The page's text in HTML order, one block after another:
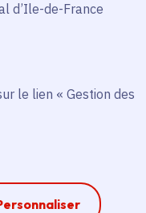
d’Ile-de-France
le lien « Gestion des